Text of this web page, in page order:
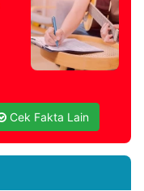
Cek Fakta Lain